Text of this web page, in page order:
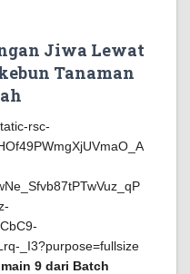
Jiwa Lewat
Tanaman
9 dari Batch